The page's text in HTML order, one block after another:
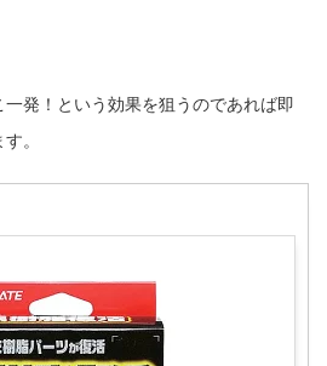
発！という効果を狙うのであれば即
。